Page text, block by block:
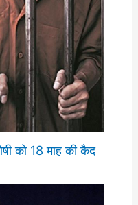
को 18 माह की कैद